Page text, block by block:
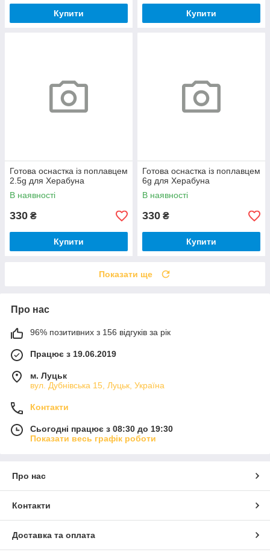
Купити Купити
Готова оснастка із поплавцем
2.5g для Херабуна
В наявності
330 ₴
Купити
Готова оснастка із поплавцем
6g для Херабуна
В наявності
330 ₴
Купити
Показати ще
Про нас
96% позитивних з 156 відгуків за рік
Працює з 19.06.2019
м. Луцьк
вул. Дубнівська 15, Луцьк, Україна
Контакти
Сьогодні працює з 08:30 до 19:30
Показати весь графік роботи
Про нас
Контакти
Доставка та оплата